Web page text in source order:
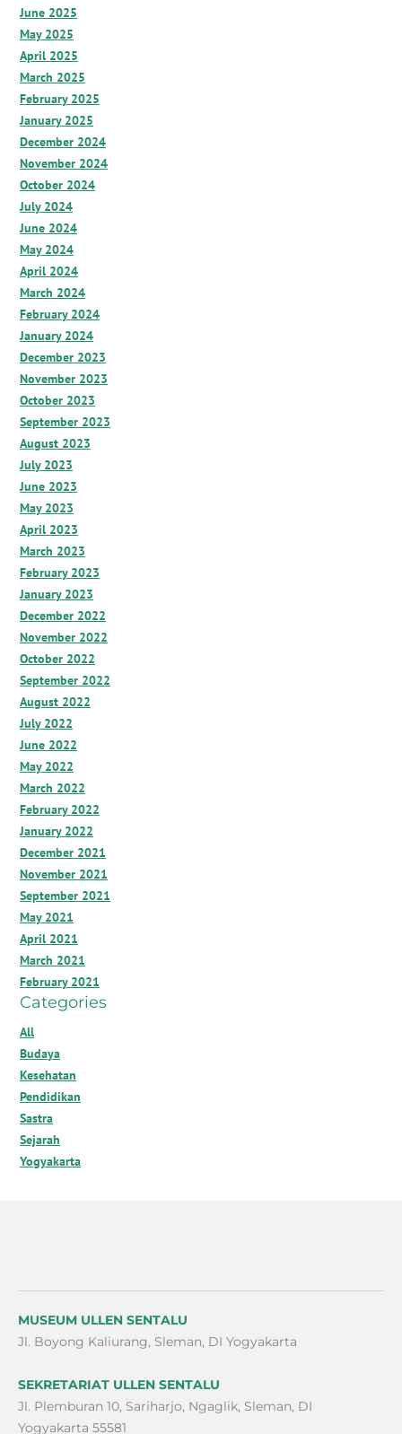
June 2025
May 2025
April 2025
March 2025
February 2025
January 2025
December 2024
November 2024
October 2024
July 2024
June 2024
May 2024
April 2024
March 2024
February 2024
January 2024
December 2023
November 2023
October 2023
September 2023
August 2023
July 2023
June 2023
May 2023
April 2023
March 2023
February 2023
January 2023
December 2022
November 2022
October 2022
September 2022
August 2022
July 2022
June 2022
May 2022
March 2022
February 2022
January 2022
December 2021
November 2021
September 2021
May 2021
April 2021
March 2021
February 2021
Categories
All
Budaya
Kesehatan
Pendidikan
Sastra
Sejarah
Yogyakarta
MUSEUM ULLEN SENTALU
Jl. Boyong Kaliurang, Sleman, DI Yogyakarta
SEKRETARIAT ULLEN SENTALU
Jl. Plemburan 10, Sariharjo, Ngaglik, Sleman, DI
Yogyakarta 55581